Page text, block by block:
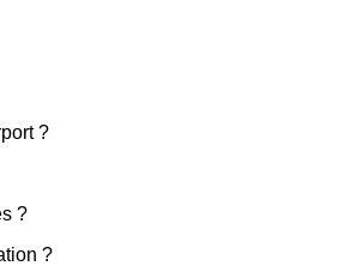
?
?
?